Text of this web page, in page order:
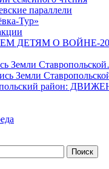
параллели
Тур»
ДЕТЯМ О ВОЙНЕ-
Земли
Земли
район: